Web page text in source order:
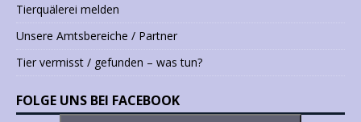
Tierquälerei melden
Unsere Amtsbereiche / Partner
Tier vermisst / gefunden – was tun?
FOLGE UNS BEI FACEBOOK